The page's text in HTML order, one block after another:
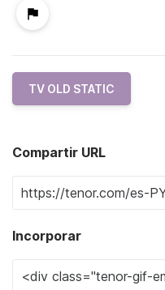
TV OLD STATIC
Compartir URL
Incorporar